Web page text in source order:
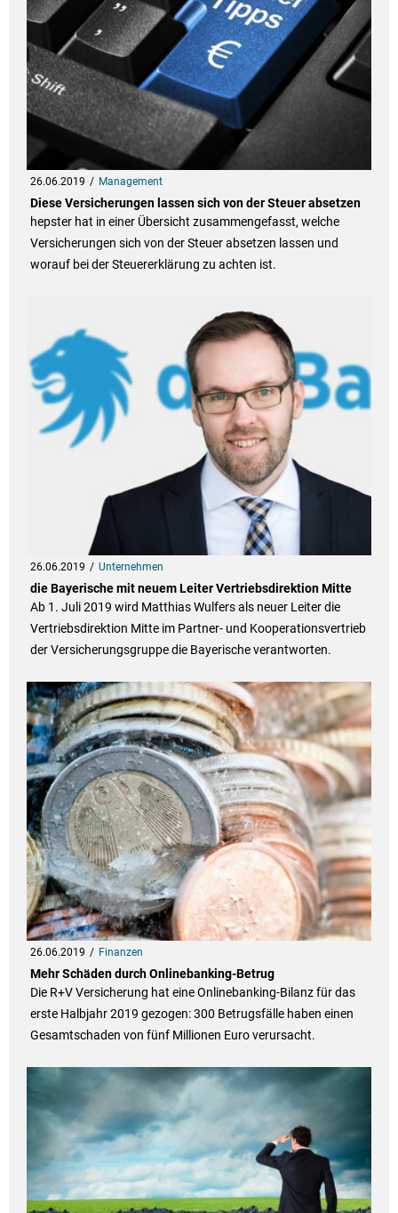
26.06.2019 Management
Diese Versicherungen lassen sich von der Steuer absetzen
hepster hat in einer Übersicht zusammengefasst, welche
Versicherungen sich von der Steuer absetzen lassen und
worauf bei der Steuererklärung zu achten ist.
26.06.2019 Unternehmen
die Bayerische mit neuem Leiter Vertriebsdirektion Mitte
Ab 1. Juli 2019 wird Matthias Wulfers als neuer Leiter die
Vertriebsdirektion Mitte im Partner- und Kooperationsvertrieb
der Versicherungsgruppe die Bayerische verantworten.
26.06.2019 Finanzen
Mehr Schäden durch Onlinebanking-Betrug
Die R+V Versicherung hat eine Onlinebanking-Bilanz für das
erste Halbjahr 2019 gezogen: 300 Betrugsfälle haben einen
Gesamtschaden von fünf Millionen Euro verursacht.